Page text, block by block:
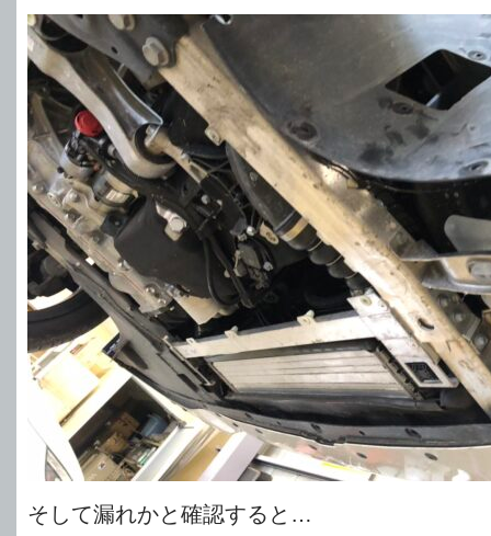
そして漏れかと確認すると…